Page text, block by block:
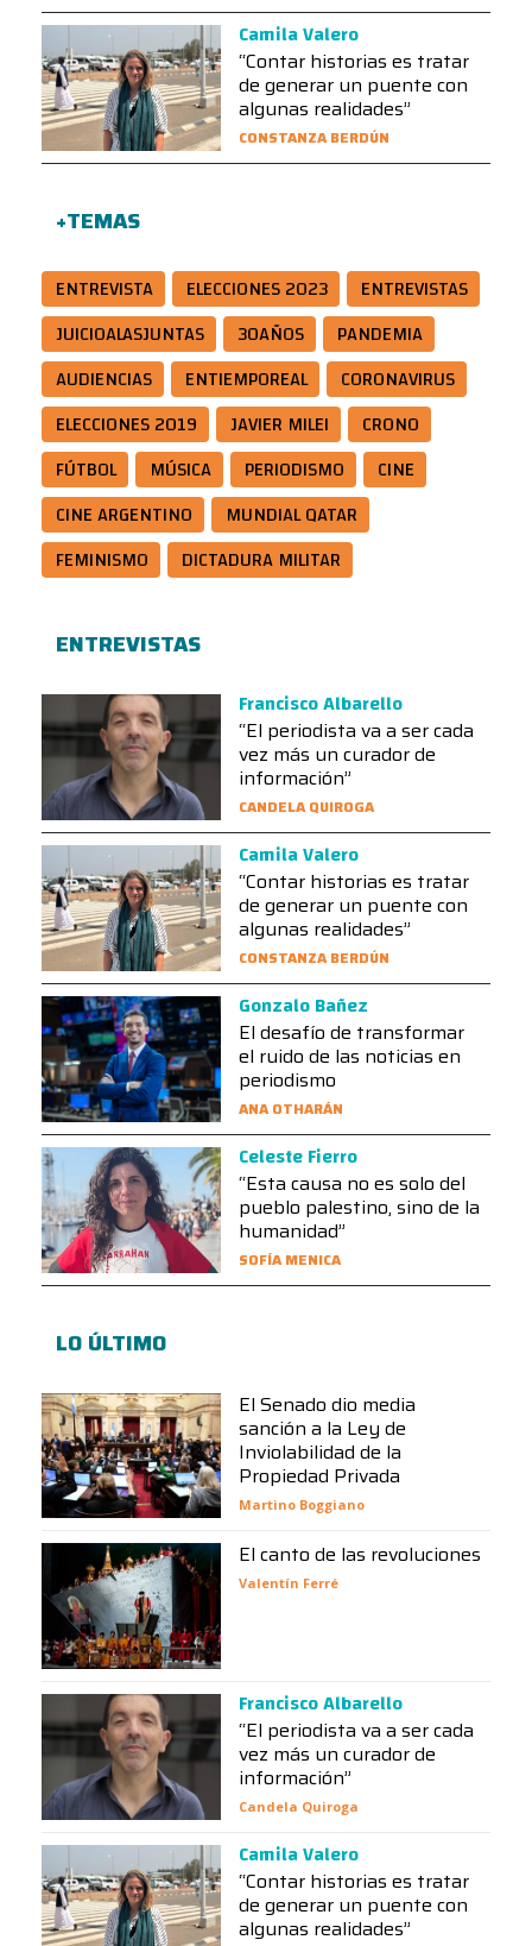
Camila Valero
“Contar historias es tratar
de generar un puente con
algunas realidades”
CONSTANZA BERDÚN
+TEMAS
ENTREVISTA ELECCIONES 2023
ENTREVISTAS
JUICIOALASJUNTAS
30AÑOS
PANDEMIA
AUDIENCIAS
ENTIEMPOREAL
CORONAVIRUS
ELECCIONES 2019
JAVIER MILEI
CRONO
FÚTBOL
MÚSICA PERIODISMO
CINE
CINE ARGENTINO
MUNDIAL QATAR
FEMINISMO
DICTADURA MILITAR
ENTREVISTAS
Francisco Albarello
“El periodista va a ser cada
vez más un curador de
información”
CANDELA QUIROGA
Camila Valero
“Contar historias es tratar
de generar un puente con
algunas realidades”
CONSTANZA BERDÚN
Gonzalo Bañez
El desafío de transformar
el ruido de las noticias en
periodismo
ANA OTHARÁN
Celeste Fierro
“Esta causa no es solo del
pueblo palestino, sino de la
humanidad”
SOFÍA MENICA
LO ÚLTIMO
El Senado dio media
sanción a la Ley de
Inviolabilidad de la
Propiedad Privada
Martino Boggiano
El canto de las revoluciones
Valentín Ferré
Francisco Albarello
“El periodista va a ser cada
vez más un curador de
información”
Candela Quiroga
Camila Valero
“Contar historias es tratar
de generar un puente con
algunas realidades”